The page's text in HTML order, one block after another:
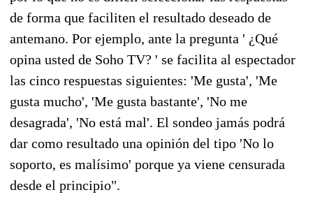
de forma que faciliten el resultado deseado de
antemano. Por ejemplo, ante la pregunta ' ¿Qué
opina usted de Soho TV? ' se facilita al espectador
las cinco respuestas siguientes: 'Me gusta', 'Me
gusta mucho', 'Me gusta bastante', 'No me
desagrada', 'No está mal'. El sondeo jamás podrá
dar como resultado una opinión del tipo 'No lo
soporto, es malísimo' porque ya viene censurada
desde el principio".